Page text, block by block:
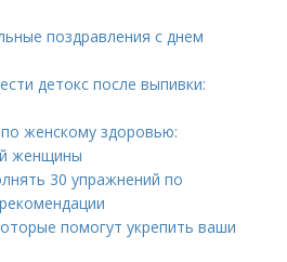
поздравления с днем
детокс после выпивки:
женскому здоровью:
женщины
30 упражнений по
помогут укрепить ваши